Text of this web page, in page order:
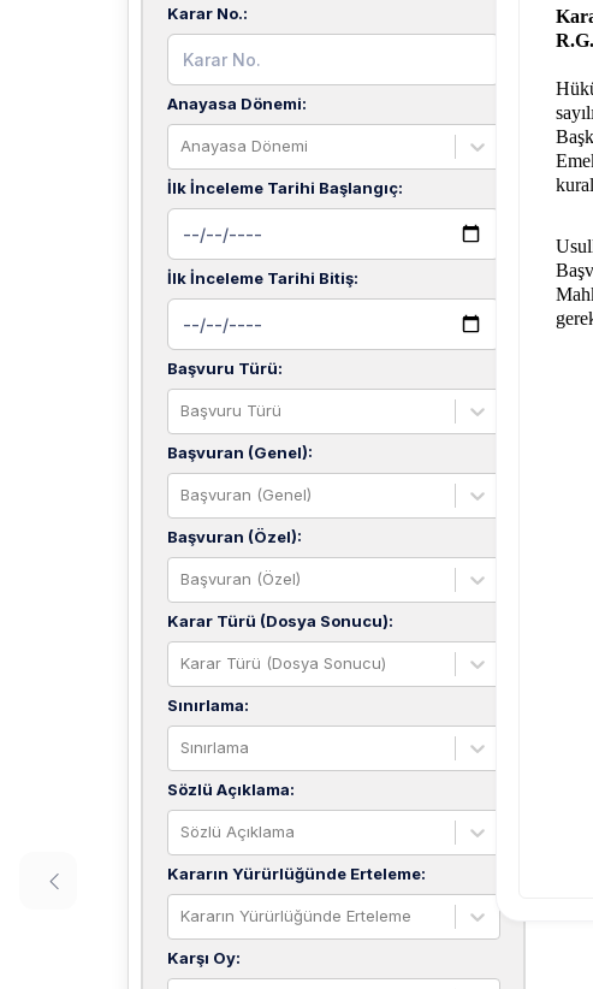
Karar No.:
Anayasa Dönemi:
Anayasa Dönemi
İlk İnceleme Tarihi Başlangıç:
İlk İnceleme Tarihi Bitiş:
Başvuru Türü:
Başvuru Türü
Başvuran (Genel):
Başvuran (Genel)
Başvuran (Özel):
Başvuran (Özel)
Karar Türü (Dosya Sonucu):
Karar Türü (Dosya Sonucu)
Sınırlama:
Sınırlama
Sözlü Açıklama:
Sözlü Açıklama
Kararın Yürürlüğünde Erteleme:
Kararın Yürürlüğünde Erteleme
Karşı Oy: